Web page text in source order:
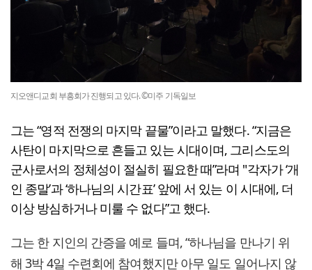
지오앤디교회 부흥회가 진행되고 있다. ©미주 기독일보
그는 “영적 전쟁의 마지막 끝물”이라고 말했다. “지금은
사탄이 마지막으로 흔들고 있는 시대이며, 그리스도의
군사로서의 정체성이 절실히 필요한 때”라며 "각자가 ‘개
인 종말’과 ‘하나님의 시간표’ 앞에 서 있는 이 시대에, 더
이상 방심하거나 미룰 수 없다”고 했다.
그는 한 지인의 간증을 예로 들며, “하나님을 만나기 위
해 3박 4일 수련회에 참여했지만 아무 일도 일어나지 않